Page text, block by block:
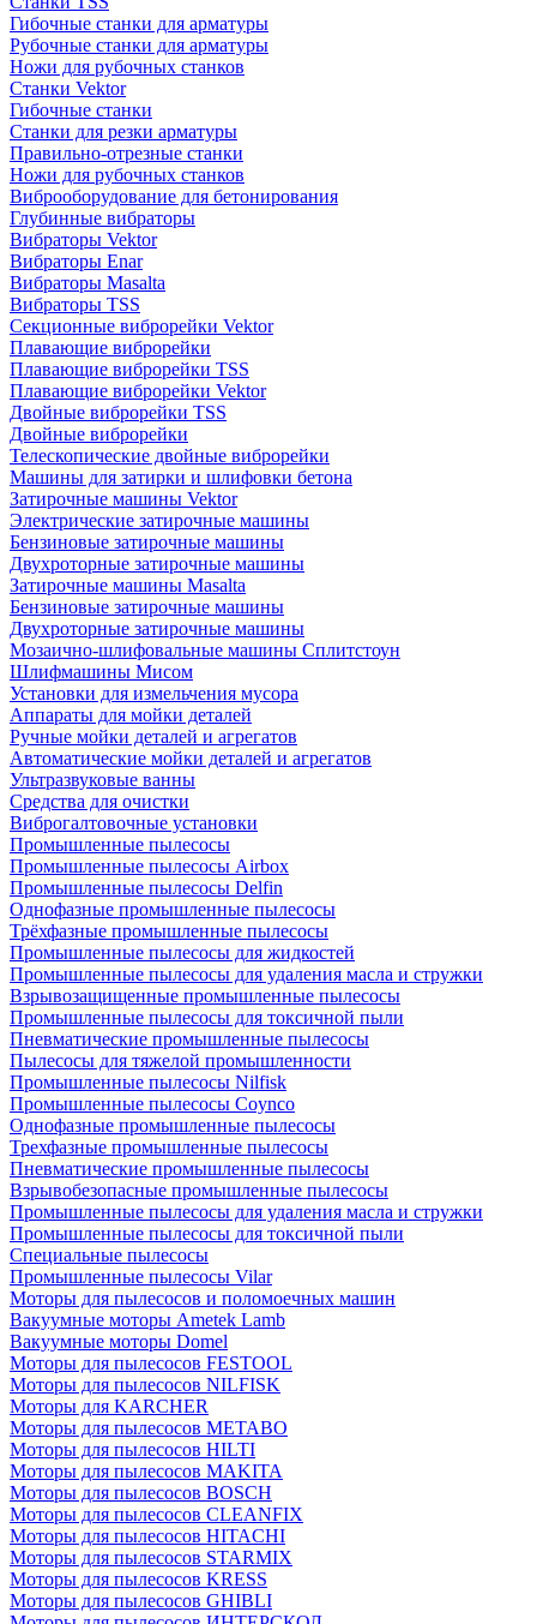
Гибочные станки для арматуры
Рубочные станки для арматуры
Ножи для рубочных станков
Станки Vektor
Гибочные станки
Станки для резки арматуры
Правильно-отрезные станки
Ножи для рубочных станков
Виброоборудование для бетонирования
Глубинные вибраторы
Вибраторы Vektor
Вибраторы Enar
Вибраторы Masalta
Вибраторы TSS
Секционные виброрейки Vektor
Плавающие виброрейки
Плавающие виброрейки TSS
Плавающие виброрейки Vektor
Двойные виброрейки TSS
Двойные виброрейки
Телескопические двойные виброрейки
Машины для затирки и шлифовки бетона
Затирочные машины Vektor
Электрические затирочные машины
Бензиновые затирочные машины
Двухроторные затирочные машины
Затирочные машины Masalta
Бензиновые затирочные машины
Двухроторные затирочные машины
Мозаично-шлифовальные машины Сплитстоун
Шлифмашины Мисом
Установки для измельчения мусора
Аппараты для мойки деталей
Ручные мойки деталей и агрегатов
Автоматические мойки деталей и агрегатов
Ультразвуковые ванны
Средства для очистки
Виброгалтовочные установки
Промышленные пылесосы
Промышленные пылесосы Airbox
Промышленные пылесосы Delfin
Однофазные промышленные пылесосы
Трёхфазные промышленные пылесосы
Промышленные пылесосы для жидкостей
Промышленные пылесосы для удаления масла и стружки
Взрывозащищенные промышленные пылесосы
Промышленные пылесосы для токсичной пыли
Пневматические промышленные пылесосы
Пылесосы для тяжелой промышленности
Промышленные пылесосы Nilfisk
Промышленные пылесосы Coynco
Однофазные промышленные пылесосы
Трехфазные промышленные пылесосы
Пневматические промышленные пылесосы
Взрывобезопасные промышленные пылесосы
Промышленные пылесосы для удаления масла и стружки
Промышленные пылесосы для токсичной пыли
Специальные пылесосы
Промышленные пылесосы Vilar
Моторы для пылесосов и поломоечных машин
Вакуумные моторы Ametek Lamb
Вакуумные моторы Domel
Моторы для пылесосов FESTOOL
Моторы для пылесосов NILFISK
Моторы для KARCHER
Моторы для пылесосов METABO
Моторы для пылесосов HILTI
Моторы для пылесосов MAKITA
Моторы для пылесосов BOSCH
Моторы для пылесосов CLEANFIX
Моторы для пылесосов HITACHI
Моторы для пылесосов STARMIX
Моторы для пылесосов KRESS
Моторы для пылесосов GHIBLI